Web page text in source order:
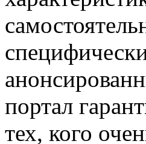
портал
тех, кого